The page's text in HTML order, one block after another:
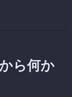
ら何か